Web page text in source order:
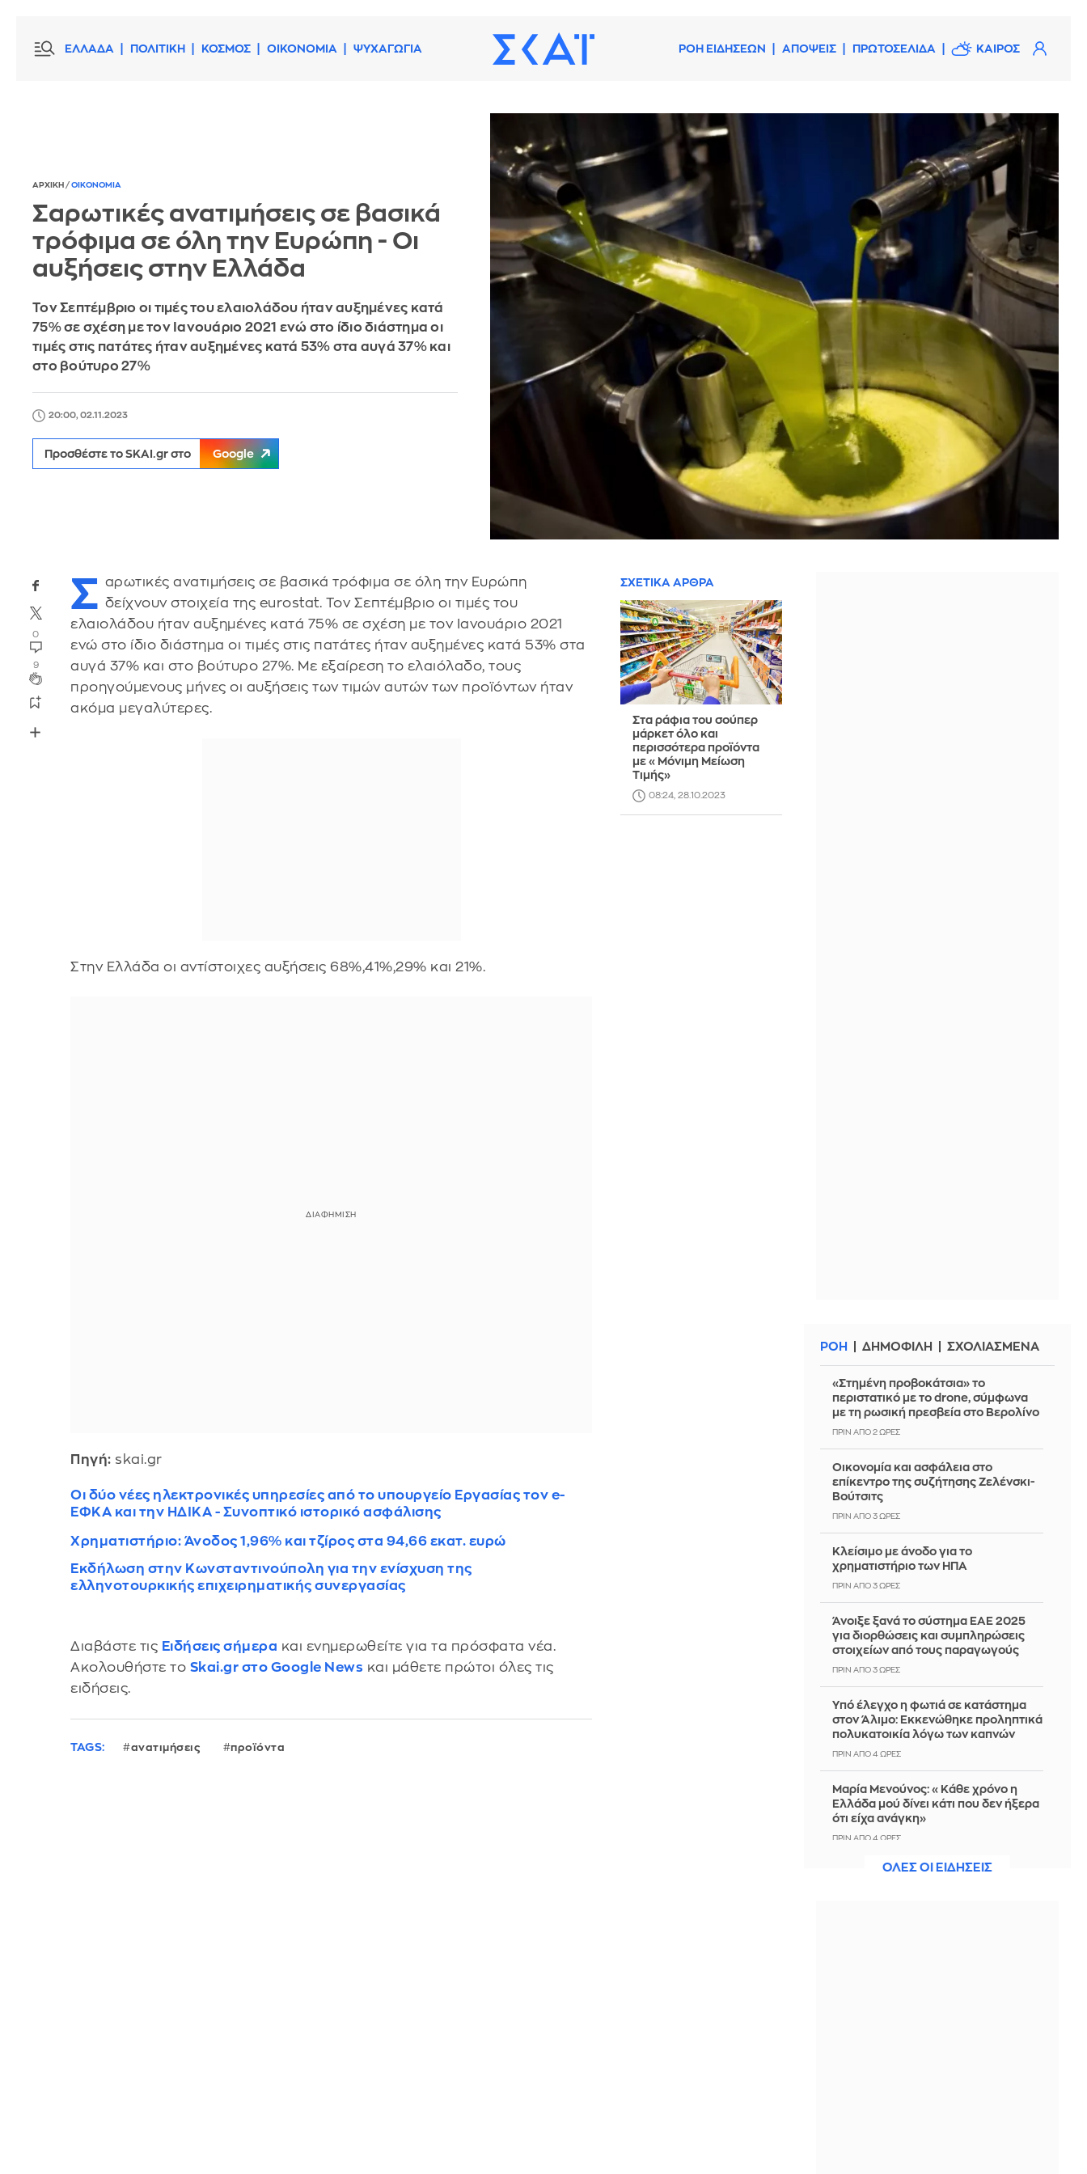
ΕΛΛΑΔΑ ΠΟΛΙΤΙΚΗ ΚΟΣΜΟΣ ΟΙΚΟΝΟΜΙΑ ΨΥΧΑΓΩΓΙΑ ΡΟΗ ΕΙΔΗΣΕΩΝ ΑΠΟΨΕΙΣ ΠΡΩΤΟΣΕΛΙΔΑ ΚΑΙΡΟΣ
ΑΡΧΙΚΗ / ΟΙΚΟΝΟΜΙΑ
Σαρωτικές ανατιμήσεις σε βασικά
τρόφιμα σε όλη την Ευρώπη - Οι
αυξήσεις στην Ελλάδα
Τον Σεπτέμβριο οι τιμές του ελαιολάδου ήταν αυξημένες κατά
75% σε σχέση με τον Ιανουάριο 2021 ενώ στο ίδιο διάστημα οι
τιμές στις πατάτες ήταν αυξημένες κατά 53% στα αυγά 37% και
στο βούτυρο 27%
20:00, 02.11.2023
Προσθέστε το SKAI.gr στο Google
0
9
Σ αρωτικές ανατιμήσεις σε βασικά τρόφιμα σε όλη την Ευρώπη
δείχνουν στοιχεία της eurostat. Τον Σεπτέμβριο οι τιμές του
ελαιολάδου ήταν αυξημένες κατά 75% σε σχέση με τον Ιανουάριο 2021
ενώ στο ίδιο διάστημα οι τιμές στις πατάτες ήταν αυξημένες κατά 53% στα
αυγά 37% και στο βούτυρο 27%. Με εξαίρεση το ελαιόλαδο, τους
προηγούμενους μήνες οι αυξήσεις των τιμών αυτών των προϊόντων ήταν
ακόμα μεγαλύτερες.
Στην Ελλάδα οι αντίστοιχες αυξήσεις 68%,41%,29% και 21%.
Πηγή: skai.gr
Οι δύο νέες ηλεκτρονικές υπηρεσίες από το υπουργείο Εργασίας τον e-
ΕΦΚΑ και την ΗΔΙΚΑ - Συνοπτικό ιστορικό ασφάλισης
Χρηματιστήριο: Άνοδος 1,96% και τζίρος στα 94,66 εκατ. ευρώ
Εκδήλωση στην Κωνσταντινούπολη για την ενίσχυση της
ελληνοτουρκικής επιχειρηματικής συνεργασίας
Διαβάστε τις Ειδήσεις σήμερα και ενημερωθείτε για τα πρόσφατα νέα.
Ακολουθήστε το Skai.gr στο Google News και μάθετε πρώτοι όλες τις
ειδήσεις.
TAGS: ανατιμήσεις προϊόντα
ΣΧΕΤΙΚΑ ΑΡΘΡΑ
Στα ράφια του σούπερ
μάρκετ όλο και
περισσότερα προϊόντα
με «Μόνιμη Μείωση
Τιμής»
08:24, 28.10.2023
ΡΟΗ ΔΗΜΟΦΙΛΗ ΣΧΟΛΙΑΣΜΕΝΑ
«Στημένη προβοκάτσια» το
περιστατικό με το drone, σύμφωνα
με τη ρωσική πρεσβεία στο Βερολίνο
ΠΡΙΝ ΑΠΌ 2 ΏΡΕΣ
Οικονομία και ασφάλεια στο
επίκεντρο της συζήτησης Ζελένσκι-
Βούτσιτς
ΠΡΙΝ ΑΠΌ 3 ΏΡΕΣ
Κλείσιμο με άνοδο για το
χρηματιστήριο των ΗΠΑ
ΠΡΙΝ ΑΠΌ 3 ΏΡΕΣ
Άνοιξε ξανά το σύστημα ΕΑΕ 2025
για διορθώσεις και συμπληρώσεις
στοιχείων από τους παραγωγούς
ΠΡΙΝ ΑΠΌ 3 ΏΡΕΣ
Yπό έλεγχο η φωτιά σε κατάστημα
στον Άλιμο: Εκκενώθηκε προληπτικά
πολυκατοικία λόγω των καπνών
ΠΡΙΝ ΑΠΌ 4 ΏΡΕΣ
Μαρία Μενούνος: «Κάθε χρόνο η
Ελλάδα μού δίνει κάτι που δεν ήξερα
ότι είχα ανάγκη»
ΠΡΙΝ ΑΠΌ 4 ΏΡΕΣ
Η ξηρασία απειλεί την
ΟΛΕΣ ΟΙ ΕΙΔΗΣΕΙΣ